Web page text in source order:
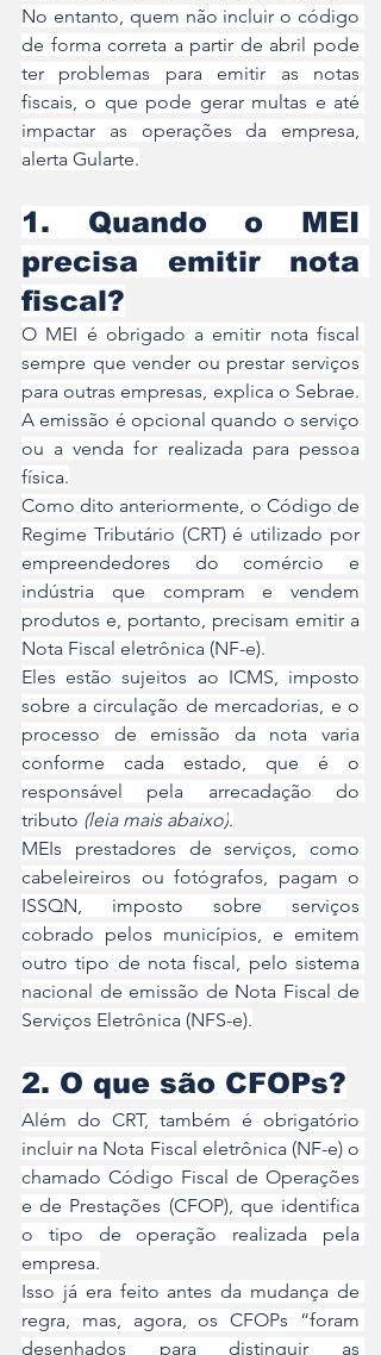
No entanto, quem não incluir o código
de forma correta a partir de abril pode
ter problemas para emitir as notas
fiscais, o que pode gerar multas e até
impactar as operações da empresa,
alerta Gularte.
1. Quando o MEI
precisa emitir nota
fiscal?
O MEI é obrigado a emitir nota fiscal
sempre que vender ou prestar serviços
para outras empresas, explica o Sebrae.
A emissão é opcional quando o serviço
ou a venda for realizada para pessoa
física.
Como dito anteriormente, o Código de
Regime Tributário (CRT) é utilizado por
empreendedores do comércio e
indústria que compram e vendem
produtos e, portanto, precisam emitir a
Nota Fiscal eletrônica (NF-e).
Eles estão sujeitos ao ICMS, imposto
sobre a circulação de mercadorias, e o
processo de emissão da nota varia
conforme cada estado, que é o
responsável pela arrecadação do
tributo (leia mais abaixo).
MEIs prestadores de serviços, como
cabeleireiros ou fotógrafos, pagam o
ISSQN, imposto sobre serviços
cobrado pelos municípios, e emitem
outro tipo de nota fiscal, pelo sistema
nacional de emissão de Nota Fiscal de
Serviços Eletrônica (NFS-e).
2. O que são CFOPs?
Além do CRT, também é obrigatório
incluir na Nota Fiscal eletrônica (NF-e) o
chamado Código Fiscal de Operações
e de Prestações (CFOP), que identifica
o tipo de operação realizada pela
empresa.
Isso já era feito antes da mudança de
regra, mas, agora, os CFOPs “foram
desenhados para distinguir as